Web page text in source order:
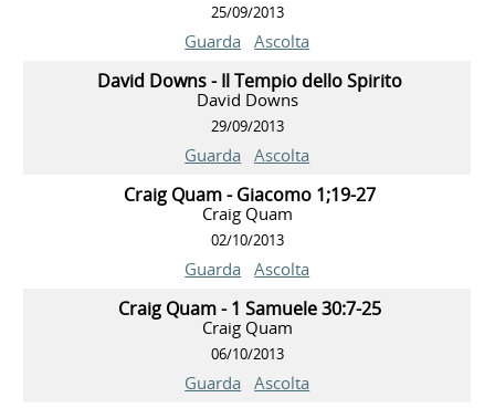
25/09/2013
Guarda Ascolta
David Downs - Il Tempio dello Spirito
David Downs
29/09/2013
Guarda Ascolta
Craig Quam - Giacomo 1;19-27
Craig Quam
02/10/2013
Guarda Ascolta
Craig Quam - 1 Samuele 30:7-25
Craig Quam
06/10/2013
Guarda Ascolta